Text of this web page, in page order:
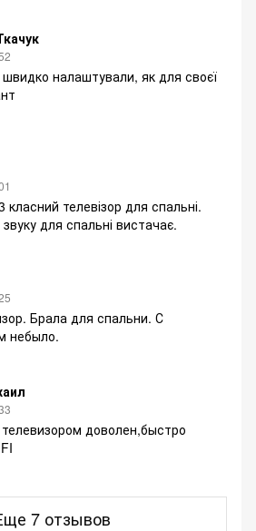
налаштували, як для своєї
класний телевізор для спальні.
для спальні вистачає.
Брала для спальни. С
небыло.
доволен,быстро
7 отзывов